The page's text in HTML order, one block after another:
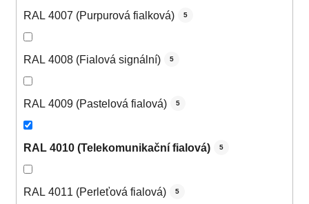
RAL 4007 (Purpurová fialková) 5
RAL 4008 (Fialová signální) 5
RAL 4009 (Pastelová fialová) 5
RAL 4010 (Telekomunikační fialová) 5
RAL 4011 (Perleťová fialová) 5